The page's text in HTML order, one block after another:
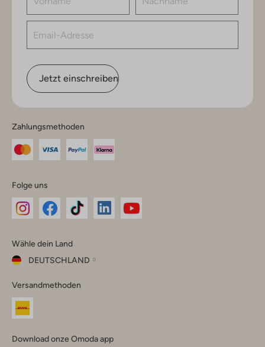
Jetzt einschreiben
Zahlungsmethoden
Folge uns
Instagram
Facebook
TikTok
Wähle dein Land
DEUTSCHLAND
dein
Land
Versandmethoden
Download onze Omoda app